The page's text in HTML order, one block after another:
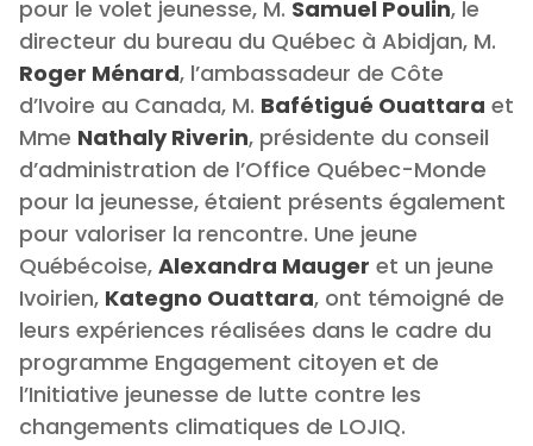
pour le volet jeunesse, M. Samuel Poulin, le
directeur du bureau du Québec à Abidjan, M.
Roger Ménard, l’ambassadeur de Côte
d’Ivoire au Canada, M. Bafétigué Ouattara et
Mme Nathaly Riverin, présidente du conseil
d’administration de l’Office Québec-Monde
pour la jeunesse, étaient présents également
pour valoriser la rencontre. Une jeune
Québécoise, Alexandra Mauger et un jeune
Ivoirien, Kategno Ouattara, ont témoigné de
leurs expériences réalisées dans le cadre du
programme Engagement citoyen et de
l’Initiative jeunesse de lutte contre les
changements climatiques de LOJIQ.